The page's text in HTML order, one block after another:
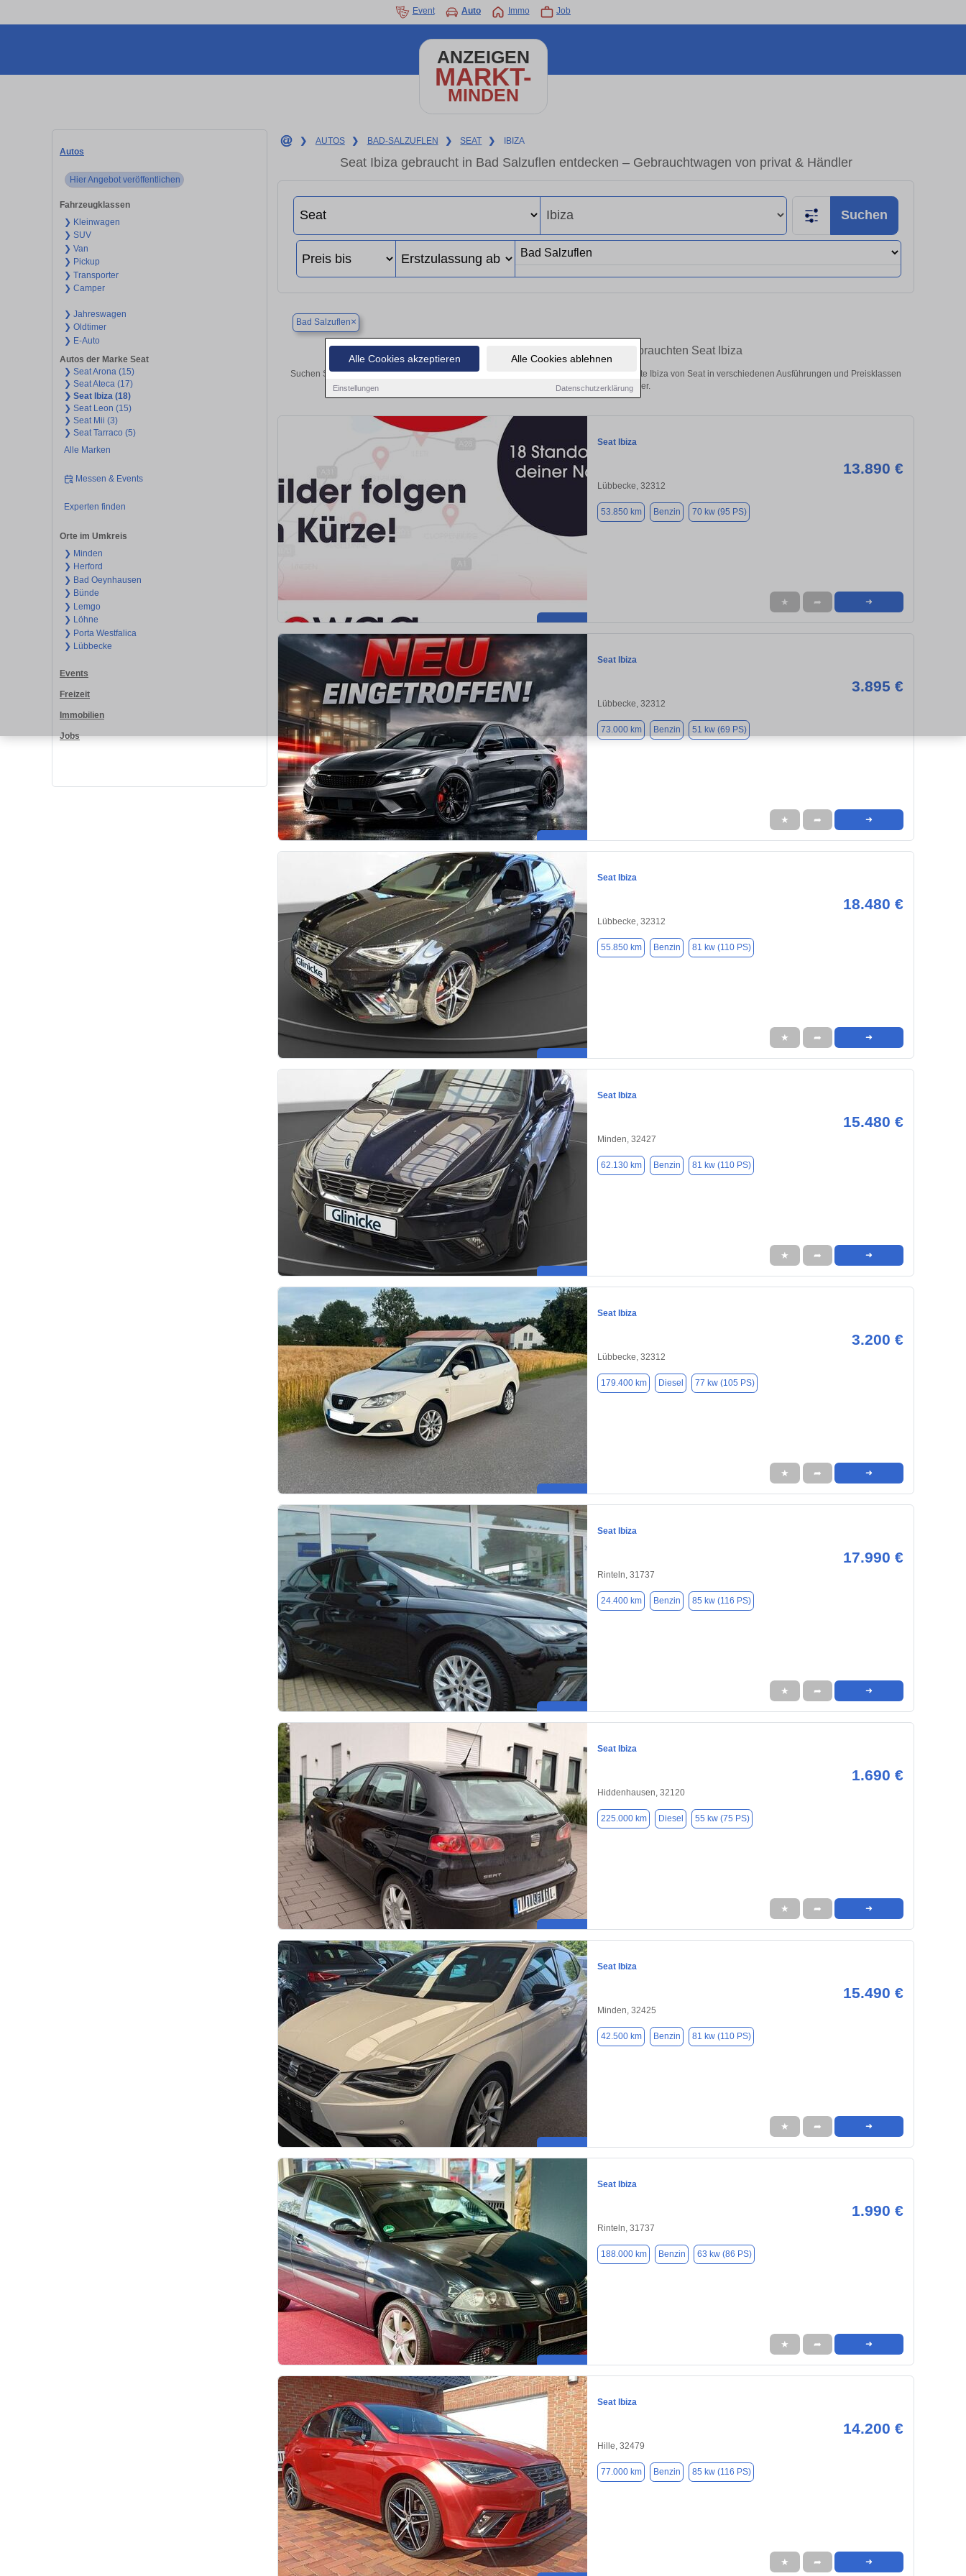
Alle Cookies akzeptieren Alle Cookies ablehnen
Einstellungen Datenschutzerklärung
Event Auto Immo Job
ANZEIGEN
MARKT-
MINDEN
Autos
Hier Angebot veröffentlichen
Fahrzeugklassen
❯ Kleinwagen
❯ SUV
❯ Van
❯ Pickup
❯ Transporter
❯ Camper
❯ Jahreswagen
❯ Oldtimer
❯ E-Auto
Autos der Marke Seat
❯ Seat Arona (15)
❯ Seat Ateca (17)
❯ Seat Ibiza (18)
❯ Seat Leon (15)
❯ Seat Mii (3)
❯ Seat Tarraco (5)
Alle Marken
Messen & Events
Experten finden
Orte im Umkreis
❯ Minden
❯ Herford
❯ Bad Oeynhausen
❯ Bünde
❯ Lemgo
❯ Löhne
❯ Porta Westfalica
❯ Lübbecke
Events
Freizeit
Immobilien
Jobs
❯ AUTOS ❯ BAD-SALZUFLEN ❯ SEAT ❯ IBIZA
Seat Ibiza gebraucht in Bad Salzuflen entdecken – Gebrauchtwagen von privat & Händler
Suchen
Bad Salzuflen×
Finden Sie in Bad Salzuflen Ihren gebrauchten Seat Ibiza
Suchen Sie in Bad Salzuflen einen Seat Ibiza Gebrauchtwagen? Entdecken Sie gebrauchte Ibiza von Seat in verschiedenen Ausführungen und Preisklassen
von privat und vom Händler.
Seat Ibiza
13.890 €
Lübbecke, 32312
53.850 km Benzin 70 kw (95 PS)
★ ➦ ➜
Seat Ibiza
3.895 €
Lübbecke, 32312
73.000 km Benzin 51 kw (69 PS)
★ ➦ ➜
Seat Ibiza
18.480 €
Lübbecke, 32312
55.850 km Benzin 81 kw (110 PS)
★ ➦ ➜
Seat Ibiza
15.480 €
Minden, 32427
62.130 km Benzin 81 kw (110 PS)
★ ➦ ➜
Seat Ibiza
3.200 €
Lübbecke, 32312
179.400 km Diesel 77 kw (105 PS)
★ ➦ ➜
Seat Ibiza
17.990 €
Rinteln, 31737
24.400 km Benzin 85 kw (116 PS)
★ ➦ ➜
Seat Ibiza
1.690 €
Hiddenhausen, 32120
225.000 km Diesel 55 kw (75 PS)
★ ➦ ➜
Seat Ibiza
15.490 €
Minden, 32425
42.500 km Benzin 81 kw (110 PS)
★ ➦ ➜
Seat Ibiza
1.990 €
Rinteln, 31737
188.000 km Benzin 63 kw (86 PS)
★ ➦ ➜
Seat Ibiza
14.200 €
Hille, 32479
77.000 km Benzin 85 kw (116 PS)
★ ➦ ➜